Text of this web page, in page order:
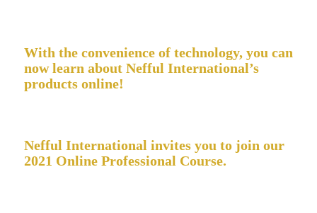
With the convenience of technology, you can
now learn about Nefful International’s
products online!
Nefful International invites you to join our
2021 Online Professional Course.